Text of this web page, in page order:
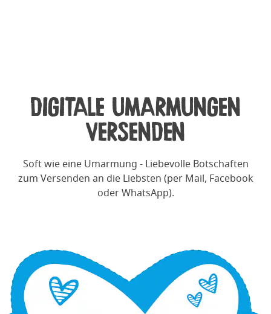
DIGITALE UMARMUNGEN
VERSENDEN
Soft wie eine Umarmung - Liebevolle Botschaften
zum Versenden an die Liebsten (per Mail, Facebook
oder WhatsApp).